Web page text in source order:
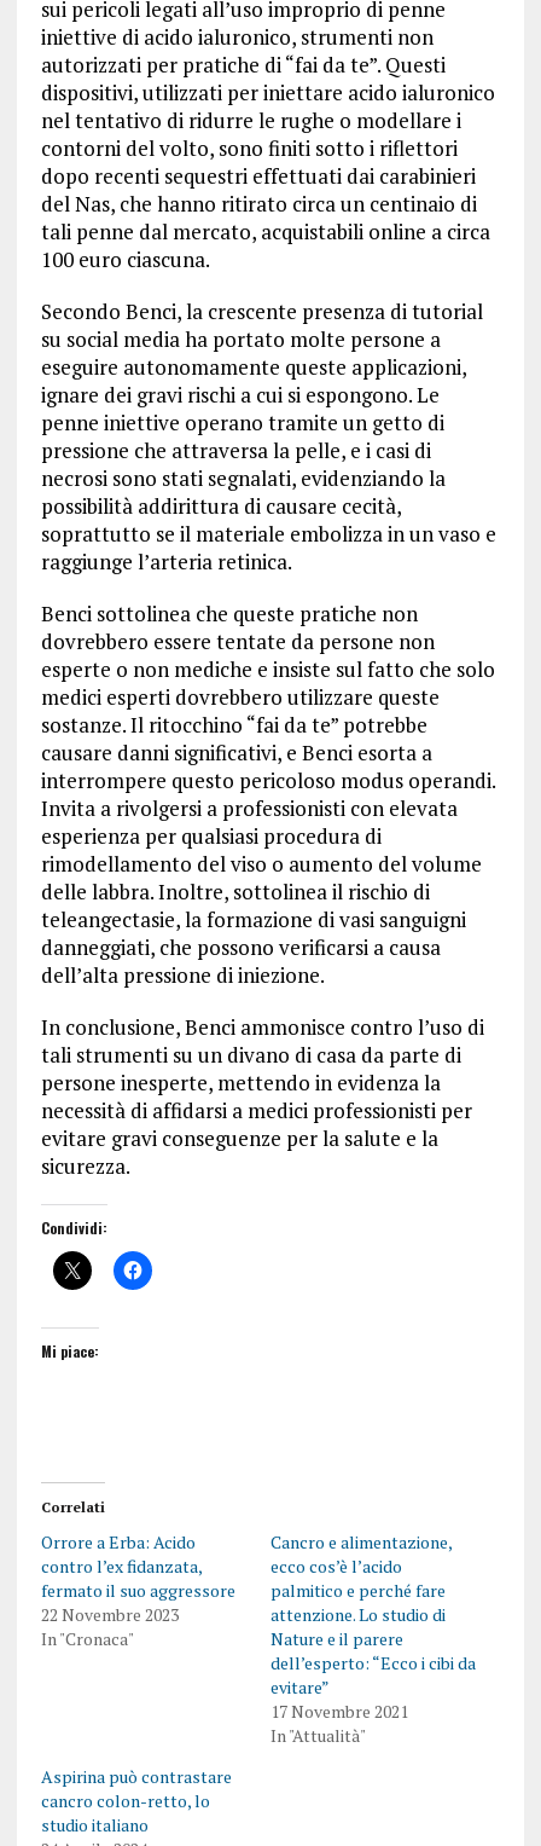
sui pericoli legati all’uso improprio di penne
iniettive di acido ialuronico, strumenti non
autorizzati per pratiche di “fai da te”. Questi
dispositivi, utilizzati per iniettare acido ialuronico
nel tentativo di ridurre le rughe o modellare i
contorni del volto, sono finiti sotto i riflettori
dopo recenti sequestri effettuati dai carabinieri
del Nas, che hanno ritirato circa un centinaio di
tali penne dal mercato, acquistabili online a circa
100 euro ciascuna.
Secondo Benci, la crescente presenza di tutorial
su social media ha portato molte persone a
eseguire autonomamente queste applicazioni,
ignare dei gravi rischi a cui si espongono. Le
penne iniettive operano tramite un getto di
pressione che attraversa la pelle, e i casi di
necrosi sono stati segnalati, evidenziando la
possibilità addirittura di causare cecità,
soprattutto se il materiale embolizza in un vaso e
raggiunge l’arteria retinica.
Benci sottolinea che queste pratiche non
dovrebbero essere tentate da persone non
esperte o non mediche e insiste sul fatto che solo
medici esperti dovrebbero utilizzare queste
sostanze. Il ritocchino “fai da te” potrebbe
causare danni significativi, e Benci esorta a
interrompere questo pericoloso modus operandi.
Invita a rivolgersi a professionisti con elevata
esperienza per qualsiasi procedura di
rimodellamento del viso o aumento del volume
delle labbra. Inoltre, sottolinea il rischio di
teleangectasie, la formazione di vasi sanguigni
danneggiati, che possono verificarsi a causa
dell’alta pressione di iniezione.
In conclusione, Benci ammonisce contro l’uso di
tali strumenti su un divano di casa da parte di
persone inesperte, mettendo in evidenza la
necessità di affidarsi a medici professionisti per
evitare gravi conseguenze per la salute e la
sicurezza.
Condividi:
Mi piace:
Correlati
Orrore a Erba: Acido
contro l’ex fidanzata,
fermato il suo aggressore
22 Novembre 2023
In "Cronaca"
Cancro e alimentazione,
ecco cos’è l’acido
palmitico e perché fare
attenzione. Lo studio di
Nature e il parere
dell’esperto: “Ecco i cibi da
evitare”
17 Novembre 2021
In "Attualità"
Aspirina può contrastare
cancro colon-retto, lo
studio italiano